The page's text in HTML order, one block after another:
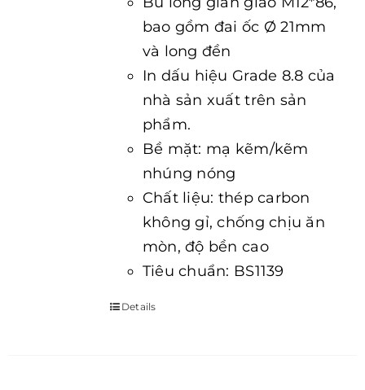
bao gồm đai ốc Ø 21mm
và long đền
In dấu hiệu Grade 8.8 của
nhà sản xuất trên sản
phẩm.
Bề mặt: mạ kẽm/kẽm
nhúng nóng
Chất liệu: thép carbon
không gỉ, chống chịu ăn
mòn, độ bền cao
Tiêu chuẩn: BS1139
Details